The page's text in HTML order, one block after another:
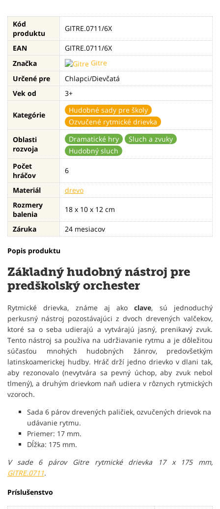
Kód
produktu
GITRE.0711/6X
EAN
GITRE.0711/6X
Značka
Gitre
Určené pre
Chlapci/Dievčatá
Vek od
3+
Kategórie
Hudobné sady pre školy
Ozvučené rytmické drievka
Oblasti
rozvoja
Dramatické hry
Sluch a zvuky
Hudobný sluch
Počet
hráčov
6
Materiál
drevo
Rozmery
balenia
18 x 10 x 12 cm
Záruka 24 mesiacov
Popis produktu
Základný hudobný nástroj pre
predškolský orchester
Rytmické drievka, známe aj akoclave, sú jednoduchý
perkusný nástroj pozostávajúci z dvoch drevených valčekov,
ktoré sa o seba udierajú a vytvárajú jasný, prenikavý zvuk.
Tento nástroj sa používa na udržiavanie rytmu a je dôležitou
súčasťou mnohých hudobných žánrov, predovšetkým
latinskoamerickej hudby. Hráč drží jedno drievko v dlani tak,
aby rezonovalo (nevytvára sa pevný úchop, aby zvuk nebol
tlmený), a druhým drievkom naň udiera v rôznych rytmických
vzoroch.
Sada 6 párov drevených paličiek, ozvučených drievok na
udávanie rytmu.
Priemer: 17 mm.
Dĺžka: 175 mm.
V sade 6 párov Gitre rytmické drievka 17 x 175 mm,
GITRE.0711.
Príslušenstvo